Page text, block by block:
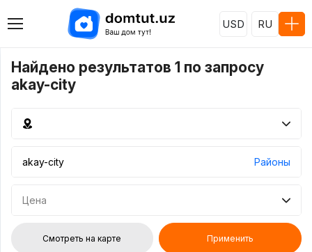
USD RU
Найдено результатов 1 по запросу
akay-city
Районы
Цена
Смотреть на карте Применить